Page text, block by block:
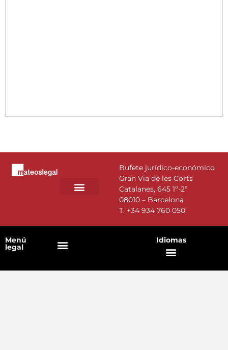
Bufete jurídico-económico
Gran Via de les Corts
Catalanes, 645 1º-2ª
08010 – Barcelona
T. +34 934 760 050
Menú
legal
Idiomas